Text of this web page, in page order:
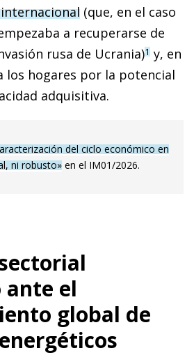
(que, en el caso
a recuperarse de
rusa de Ucrania)1 y, en
los hogares por la potencial
adquisitiva.
del ciclo económico en
ni robusto» en el IM01/2026.
el
global de